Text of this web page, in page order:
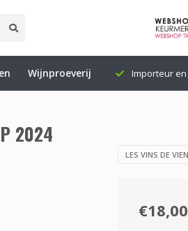
Wijnproeverij
1 tot 3 werkdagen Importeur
2024
LES VINS DE
€18,00